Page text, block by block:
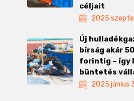
céljait
2025
Új
bírság akár
forintig – így
büntetés
2025 június